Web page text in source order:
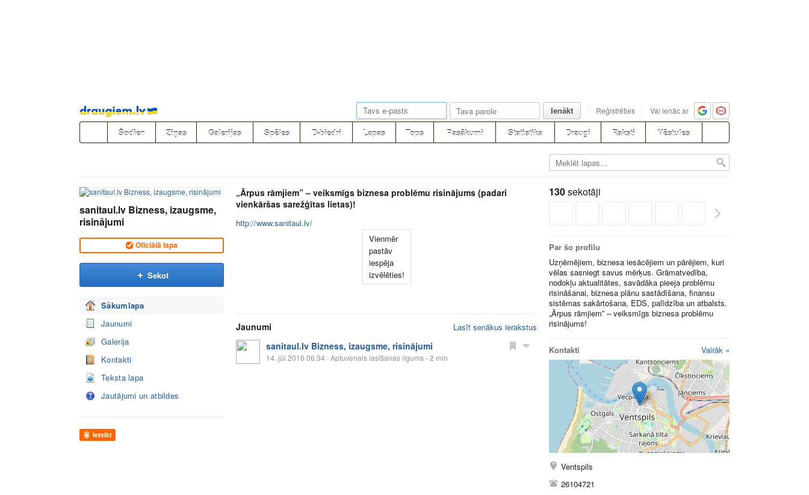
Pāriet
uz
saturu
Ienākt Reģistrēties Vai ienāc ar
Šodien Ziņas Galerijas Spēles D-biedri Lapas Tops Pasākumi Statistika Draugi Raksti Vēstules
sanitaul.lv Bizness, izaugsme,
risinājumi
Oficiālā lapa
Sekot
Sākumlapa
Jaunumi
Galerija
Kontakti
Teksta lapa
Jautājumi un atbildes
Ieteikt
„Ārpus rāmjiem” – veiksmīgs biznesa problēmu risinājums (padari
vienkāršas sarežģītas lietas)!
http://www.sanitaul.lv/
Vienmēr
pastāv
iespēja
izvēlēties!
Jaunumi Lasīt senākus ierakstus
sanitaul.lv Bizness, izaugsme, risinājumi
14. jūl 2016 06:34 · Aptuvenais lasīšanas ilgums - 2 min
130sekotāji
Par šo profilu
Uzņēmējiem, biznesa iesācējiem un pārējiem, kuri
vēlas sasniegt savus mērķus. Grāmatvedība,
nodokļu aktualitātes, savādāka pieeja problēmu
risināšanai, biznesa plānu sastādīšana, finansu
sistēmas sakārtošana, EDS, palīdzība un atbalsts.
„Ārpus rāmjiem” – veiksmīgs biznesa problēmu
risinājums!
Kontakti Vairāk »
Ventspils
26104721